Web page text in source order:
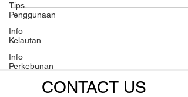
Tips
Penggunaan
Info
Kelautan
Info
Perkebunan
CONTACT US